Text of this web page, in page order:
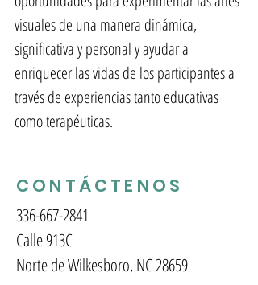
visuales de una manera dinámica,
significativa y personal y ayudar a
enriquecer las vidas de los participantes a
través de experiencias tanto educativas
como terapéuticas.
CONTÁCTENOS
336-667-2841
Calle 913C
Norte de Wilkesboro, NC 28659